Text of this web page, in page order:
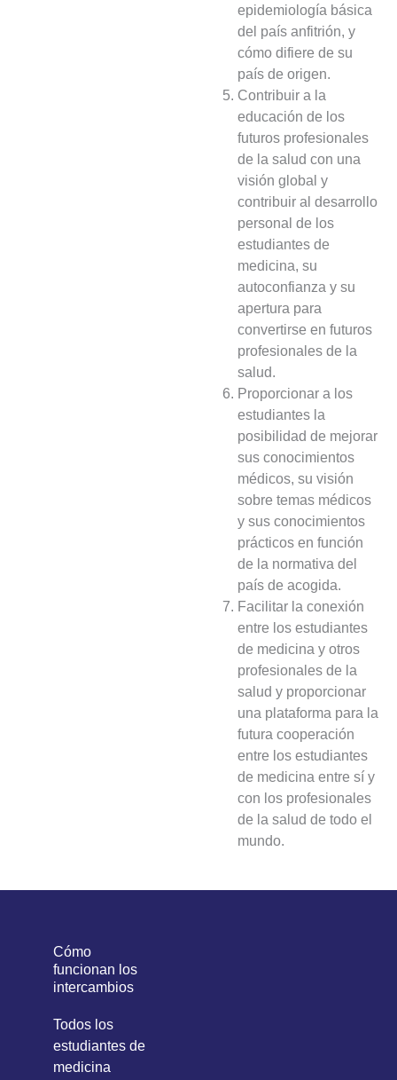
epidemiología básica
del país anfitrión, y
cómo difiere de su
país de origen.
Contribuir a la
educación de los
futuros profesionales
de la salud con una
visión global y
contribuir al desarrollo
personal de los
estudiantes de
medicina, su
autoconfianza y su
apertura para
convertirse en futuros
profesionales de la
salud.
Proporcionar a los
estudiantes la
posibilidad de mejorar
sus conocimientos
médicos, su visión
sobre temas médicos
y sus conocimientos
prácticos en función
de la normativa del
país de acogida.
Facilitar la conexión
entre los estudiantes
de medicina y otros
profesionales de la
salud y proporcionar
una plataforma para la
futura cooperación
entre los estudiantes
de medicina entre sí y
con los profesionales
de la salud de todo el
mundo.
Cómo
funcionan los
intercambios
Todos los
estudiantes de
medicina